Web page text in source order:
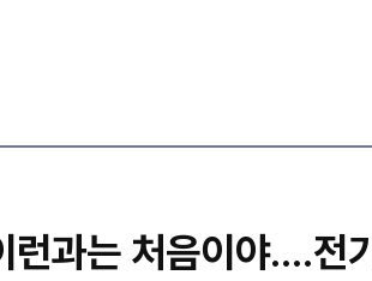
런과는 처음이야....전